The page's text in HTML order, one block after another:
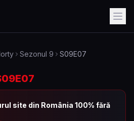
Acasă
Sezonul 9 S09E07
site din România 100% fără